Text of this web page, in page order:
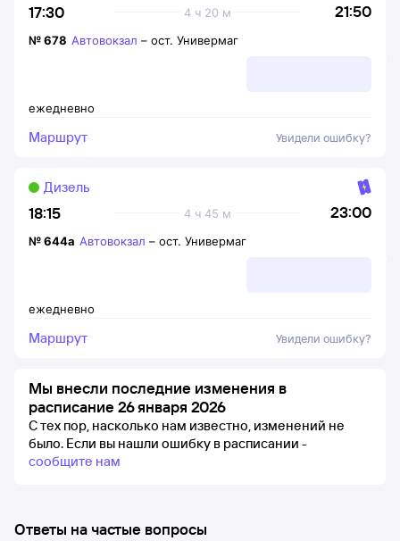
17:30 21:50
4 ч 20 м
ежедневно
№678 Автовокзал – ост. Универмаг
Маршрут Увидели ошибку?
18:15 23:00
4 ч 45 м
Дизель
ежедневно
№644а Автовокзал – ост. Универмаг
Маршрут Увидели ошибку?
Мы внесли последние изменения в
расписание 26 января 2026
С тех пор, насколько нам известно, изменений не
было. Если вы нашли ошибку в расписании -
сообщите нам
Ответы на частые вопросы